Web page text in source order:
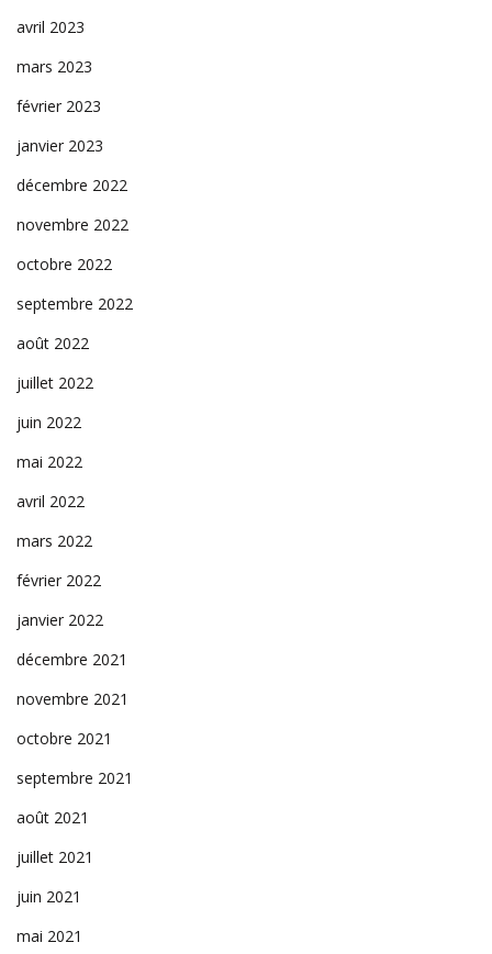
avril 2023
mars 2023
février 2023
janvier 2023
décembre 2022
novembre 2022
octobre 2022
septembre 2022
août 2022
juillet 2022
juin 2022
mai 2022
avril 2022
mars 2022
février 2022
janvier 2022
décembre 2021
novembre 2021
octobre 2021
septembre 2021
août 2021
juillet 2021
juin 2021
mai 2021